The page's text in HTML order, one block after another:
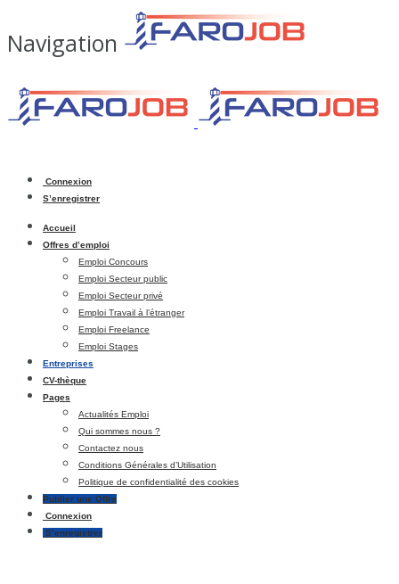
Navigation
Connexion
S’enregistrer
Accueil
Offres d’emploi
Emploi Concours
Emploi Secteur public
Emploi Secteur privé
Emploi Travail à l’étranger
Emploi Freelance
Emploi Stages
Entreprises
CV-thèque
Pages
Actualités Emploi
Qui sommes nous ?
Contactez nous
Conditions Générales d’Utilisation
Politique de confidentialité des cookies
Publier une Offre
Connexion
S’enregistrer